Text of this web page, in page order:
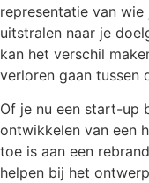
representatie van
uitstralen naar je
kan het verschil
verloren gaan tussen
Of je nu een start-up
ontwikkelen van een
toe is aan een
helpen bij het